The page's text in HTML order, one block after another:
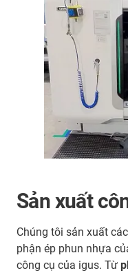
Sản xuất
Chúng tôi sản xuất
phận ép phun nhựa
công cụ của igus. Từ